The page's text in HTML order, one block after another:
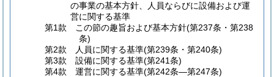
の事業の基本方針、人員ならびに設備および運
営に関する基準
第1款
この節の趣旨および基本方針(第237条・第238
条)
第2款
人員に関する基準(第239条・第240条)
第3款
設備に関する基準(第241条)
第4款
運営に関する基準(第242条―第247条)